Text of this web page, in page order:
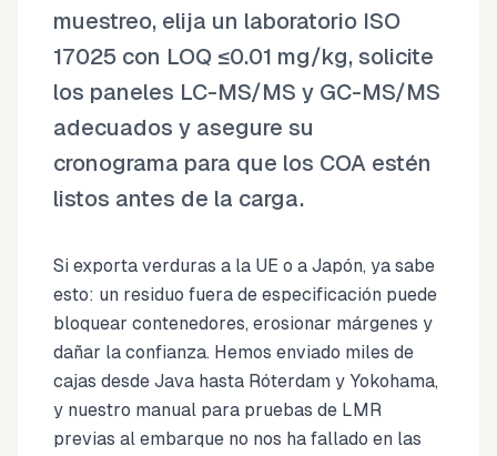
muestreo, elija un laboratorio ISO
17025 con LOQ ≤0.01 mg/kg, solicite
los paneles LC-MS/MS y GC-MS/MS
adecuados y asegure su
cronograma para que los COA estén
listos antes de la carga.
Si exporta verduras a la UE o a Japón, ya sabe
esto: un residuo fuera de especificación puede
bloquear contenedores, erosionar márgenes y
dañar la confianza. Hemos enviado miles de
cajas desde Java hasta Róterdam y Yokohama,
y nuestro manual para pruebas de LMR
previas al embarque no nos ha fallado en las